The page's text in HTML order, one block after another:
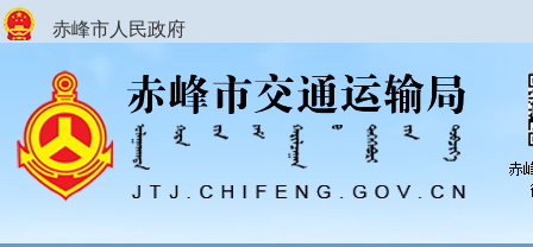
赤峰市人民政府